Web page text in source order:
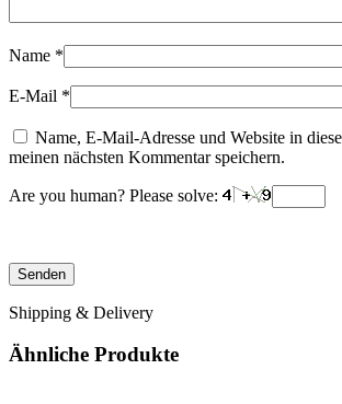
Name *
E-Mail *
Name, E-Mail-Adresse und Website in
meinen nächsten Kommentar speichern.
Are you human? Please solve:
Shipping & Delivery
Ähnliche Produkte